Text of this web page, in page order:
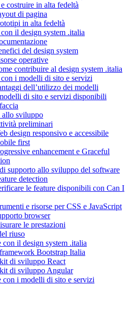
costruire in alta fedeltà
di pagina
in alta fedeltà
il design system .italia
del design system
operative
contribuire al design system .italia
i modelli di sito e servizi
dell’utilizzo dei modelli
di sito e servizi disponibili
sviluppo
preliminari
design responsivo e accessibile
first
enhancement e Graceful
supporto allo sviluppo del software
detection
le feature disponibili con Can I
e risorse per CSS e JavaScript
browser
le prestazioni
riuso
il design system .italia
Bootstrap Italia
di sviluppo React
di sviluppo Angular
con i modelli di sito e servizi